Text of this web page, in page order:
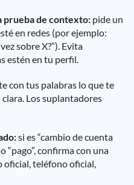
prueba de contexto: pide un
en redes (por ejemplo:
sobre X?”). Evita
estén en tu perfil.
con tus palabras lo que te
Los suplantadores
si es “cambio de cuenta
“pago”, confirma con una
oficial, teléfono oficial,